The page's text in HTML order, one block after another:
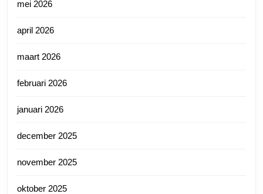
mei 2026
april 2026
maart 2026
februari 2026
januari 2026
december 2025
november 2025
oktober 2025